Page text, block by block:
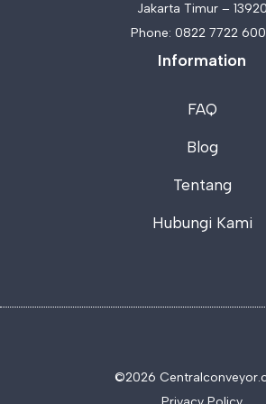
Jakarta Timur – 13920
Phone: 0822 7722
Information
FAQ
Blog
Tentang
Hubungi Kami
©2026 C